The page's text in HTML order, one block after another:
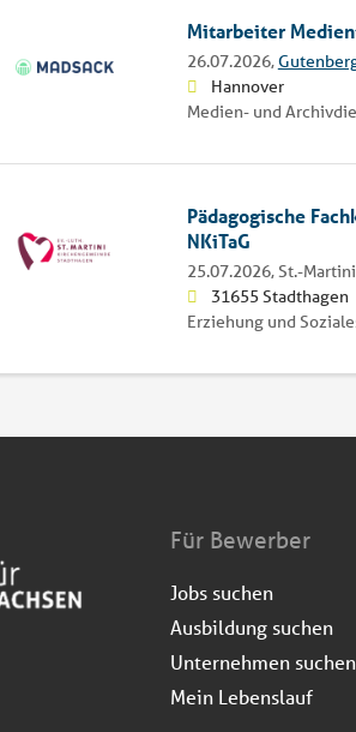
Mitarbeiter
26.07.2026,
Hannover
Medien- und
Pädagogische
NKiTaG
25.07.2026, St.-
31655 Stadthagen
Erziehung und
Für Bewerber
Jobs suchen
Ausbildung suchen
Unternehmen suchen
Mein Lebenslauf